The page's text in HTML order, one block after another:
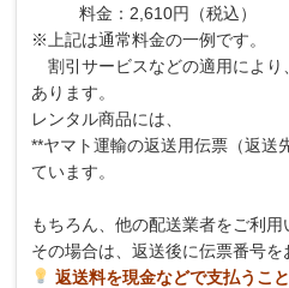
料金：2,610円（税込）
※上記は通常料金の一例です。
割引サービスなどの適用により
あります。
レンタル商品には、
**ヤマト運輸の返送用伝票（返送
ています。
もちろん、他の配送業者をご利用
その場合は、返送後に伝票番号を
返送料を現金などで支払うこ